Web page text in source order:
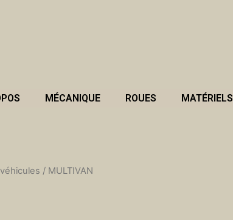
MÉCANIQUE ROUES MATÉRIELS
/ MULTIVAN